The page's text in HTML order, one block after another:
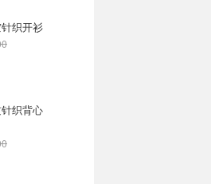
织开衫
织背心